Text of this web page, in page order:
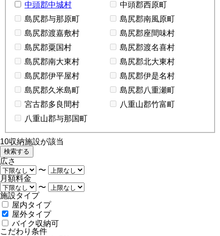
中頭郡中城村
中頭郡西原町
島尻郡与那原町
島尻郡南風原町
島尻郡渡嘉敷村
島尻郡座間味村
島尻郡粟国村
島尻郡渡名喜村
島尻郡南大東村
島尻郡北大東村
島尻郡伊平屋村
島尻郡伊是名村
島尻郡久米島町
島尻郡八重瀬町
宮古郡多良間村
八重山郡竹富町
八重山郡与那国町
10収納施設が該当
広さ
〜
月額料金
〜
施設タイプ
屋内タイプ
屋外タイプ
バイク収納可
こだわり条件